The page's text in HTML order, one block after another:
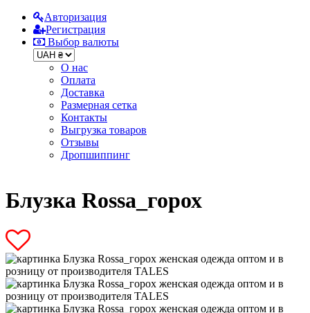
Авторизация
Регистрация
Выбор валюты
О нас
Оплата
Доставка
Размерная сетка
Контакты
Выгрузка товаров
Отзывы
Дропшиппинг
Блузка Rossa_горох